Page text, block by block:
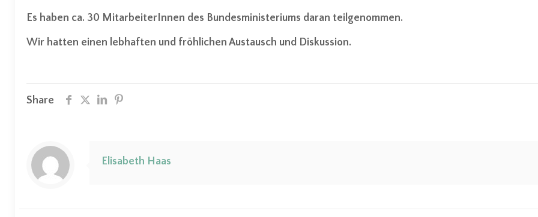
Es haben ca. 30 MitarbeiterInnen des Bundesministeriums daran teilgenommen.
Wir hatten einen lebhaften und fröhlichen Austausch und Diskussion.
Share
Elisabeth Haas